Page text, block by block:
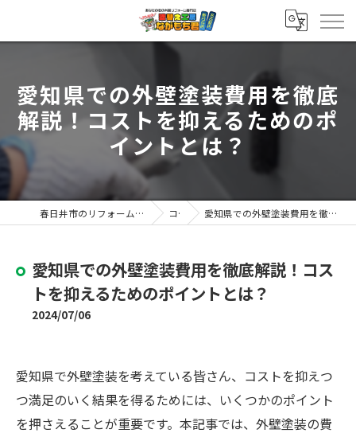
愛知県での外壁塗装費用を徹底
解説！コストを抑えるためのポ
イントとは？
春日井市のリフォームなら塗替え工房ながもち君 春日井店 コラム 愛知県での外壁塗装費用を徹底解説！コストを抑えるためのポイントとは？
愛知県での外壁塗装費用を徹底解説！コス
トを抑えるためのポイントとは？
2024/07/06
愛知県で外壁塗装を考えている皆さん、コストを抑えつ
つ満足のいく結果を得るためには、いくつかのポイント
を押さえることが重要です。本記事では、外壁塗装の費